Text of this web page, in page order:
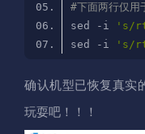
#下面两行仅用
sed -i
's/
sed -i
's/
确认机型已恢复真实
玩耍吧！！！